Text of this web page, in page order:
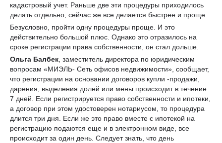
кадастровый учет. Раньше две эти процедуры приходилось
делать отдельно, сейчас же все делается быстрее и проще.
Безусловно, пройти одну процедуры проще. И это
действительно большой плюс. Однако это отразилось на
сроке регистрации права собственности, он стал дольше.
Ольга Балбек , заместитель директора по юридическим
вопросам «МИЭЛЬ- Сеть офисов недвижимости», сообщает,
что регистрации на основании договоров купли -продажи,
дарения, выделения долей или мены происходит в течение
7 дней. Если регистрируется право собственности и ипотеки,
а договор при этом удостоверен нотариусом, то процедура
длится три дня. Если же это право вместе с ипотекой на
регистрацию подаются еще и в электронном виде, все
происходит за один день. Следует знать, что день